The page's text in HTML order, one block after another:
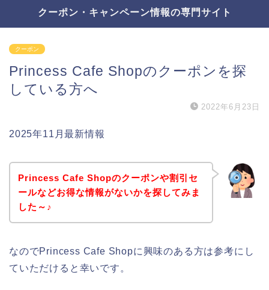
クーポン・キャンペーン情報の専門サイト
クーポン
Princess Cafe Shopのクーポンを探
している方へ
2022年6月23日
2025年11月最新情報
Princess Cafe Shopのクーポンや割引セ
ールなどお得な情報がないかを探してみま
した～♪
なのでPrincess Cafe Shopに興味のある方は参考にし
ていただけると幸いです。